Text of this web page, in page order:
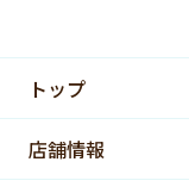
トップ
店舗情報